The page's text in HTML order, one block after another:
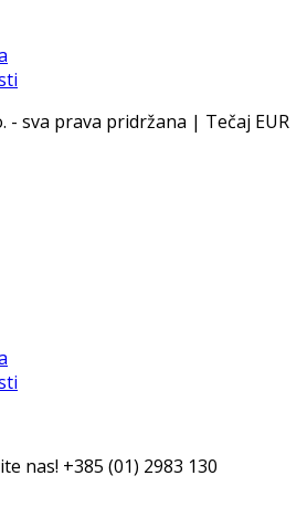
- sva prava pridržana | Tečaj EUR
nas! +385 (01) 2983 130